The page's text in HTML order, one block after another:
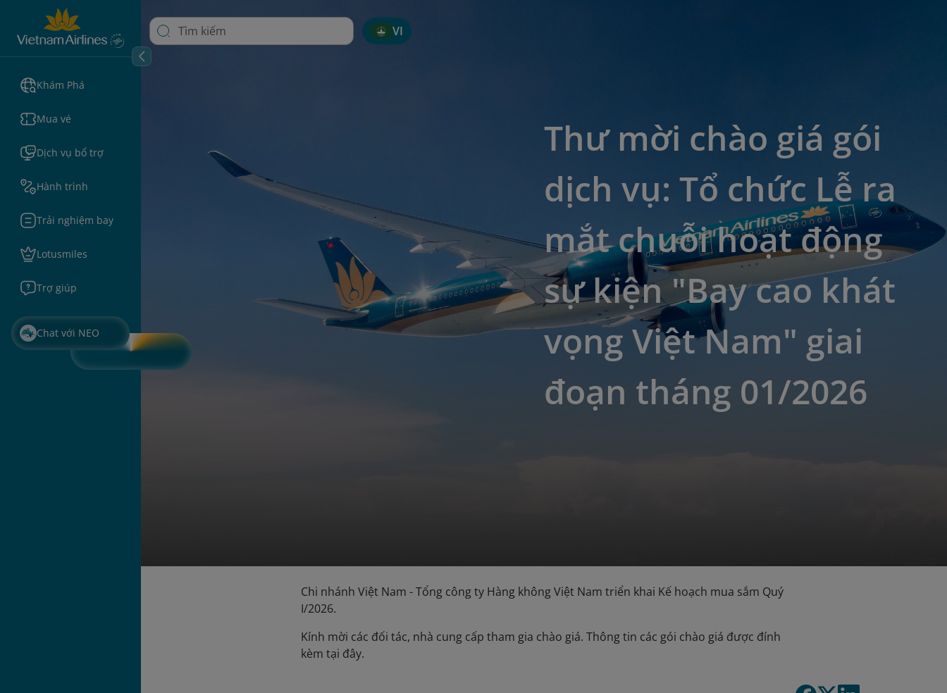
Khám Phá
Mua vé
Dịch vụ bổ trợ
Hành trình
Trải nghiệm bay
Lotusmiles
Trợ giúp
Chat với NEO
VI
Thư mời chào giá gói
dịch vụ: Tổ chức Lễ ra
mắt chuỗi hoạt động
sự kiện "Bay cao khát
vọng Việt Nam" giai
đoạn tháng 01/2026
Chi nhánh Việt Nam - Tổng công ty Hàng không Việt Nam triển khai Kế hoạch mua sắm Quý
I/2026.
Kính mời các đối tác, nhà cung cấp tham gia chào giá. Thông tin các gói chào giá được đính
kèm tại đây.